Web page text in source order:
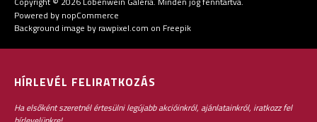
Powered by nopCommerce
Background image by rawpixel.com on Freepik
HÍRLEVÉL FELIRATKOZÁS
Ha elsőként szeretnél értesülni legújabb akcióinkról, ajánlatainkról, iratkozz fel